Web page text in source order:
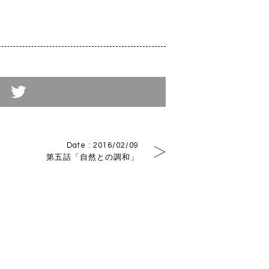
Date : 2016/02/09
第五話「自然との調和」